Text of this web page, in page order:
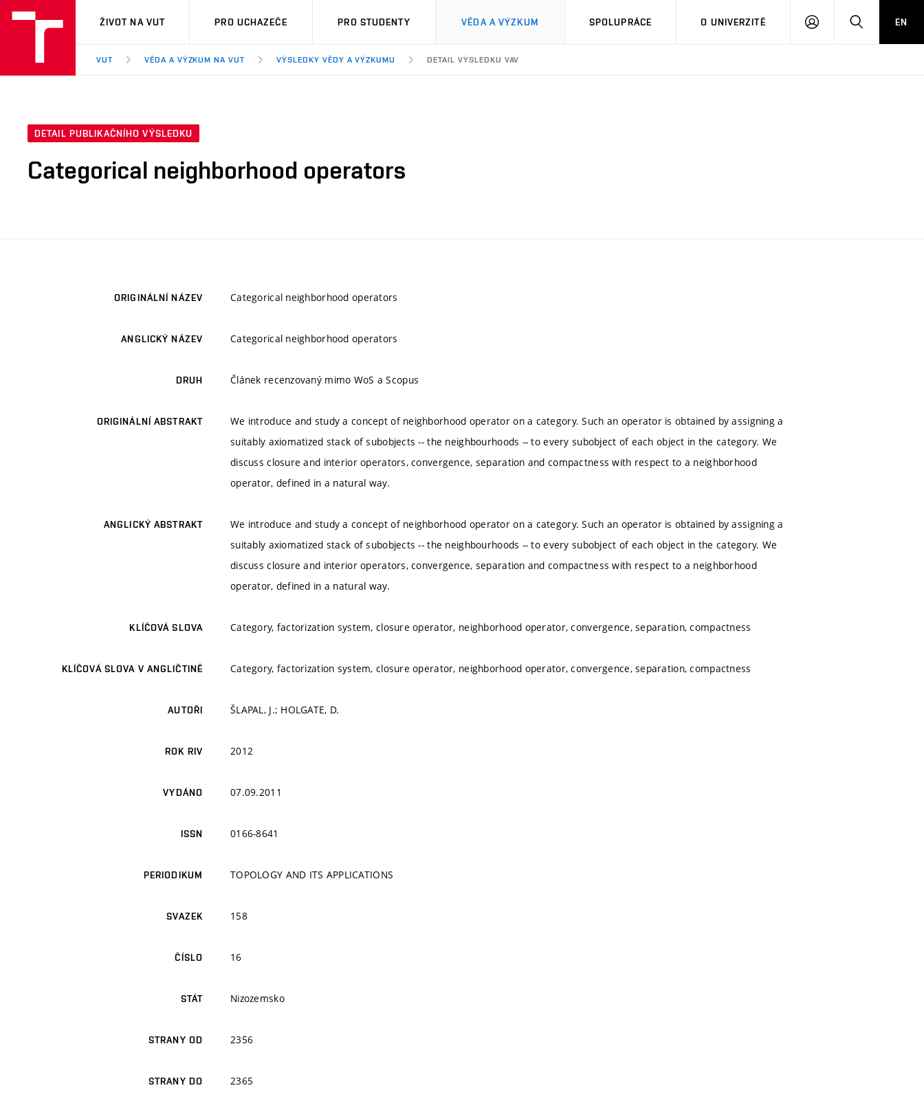
VUT
ŽIVOT NA VUT PRO UCHAZEČE PRO STUDENTY VĚDA A VÝZKUM SPOLUPRÁCE O UNIVERZITĚ
PŘIHLÁSIT HLEDATEN
VUT VĚDA A VÝZKUM NA VUT VÝSLEDKY VĚDY A VÝZKUMU DETAIL VÝSLEDKU VAV
DETAIL PUBLIKAČNÍHO VÝSLEDKU
Categorical neighborhood operators
ORIGINÁLNÍ NÁZEV Categorical neighborhood operators
ANGLICKÝ NÁZEV Categorical neighborhood operators
DRUH Článek recenzovaný mimo WoS a Scopus
ORIGINÁLNÍ ABSTRAKT
We introduce and study a concept of neighborhood operator on a category. Such an operator is obtained by assigning a
suitably axiomatized stack of subobjects -- the neighbourhoods -- to every subobject of each object in the category. We
discuss closure and interior operators, convergence, separation and compactness with respect to a neighborhood
operator, defined in a natural way.
ANGLICKÝ ABSTRAKT
We introduce and study a concept of neighborhood operator on a category. Such an operator is obtained by assigning a
suitably axiomatized stack of subobjects -- the neighbourhoods -- to every subobject of each object in the category. We
discuss closure and interior operators, convergence, separation and compactness with respect to a neighborhood
operator, defined in a natural way.
KLÍČOVÁ SLOVA Category, factorization system, closure operator, neighborhood operator, convergence, separation, compactness
KLÍČOVÁ SLOVA V ANGLIČTINĚ Category, factorization system, closure operator, neighborhood operator, convergence, separation, compactness
AUTOŘI ŠLAPAL, J.; HOLGATE, D.
ROK RIV 2012
VYDÁNO 07.09.2011
ISSN 0166-8641
PERIODIKUM TOPOLOGY AND ITS APPLICATIONS
SVAZEK 158
ČÍSLO 16
STÁT Nizozemsko
STRANY OD 2356
STRANY DO 2365